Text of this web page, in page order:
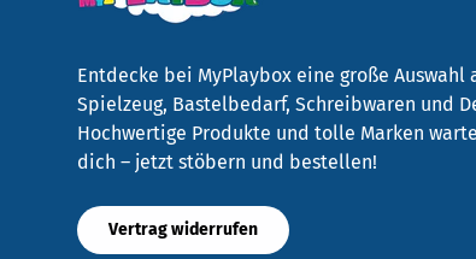
Entdecke bei MyPlaybox eine große Auswahl
Spielzeug, Bastelbedarf, Schreibwaren und
Hochwertige Produkte und tolle Marken
dich – jetzt stöbern und bestellen!
Vertrag widerrufen